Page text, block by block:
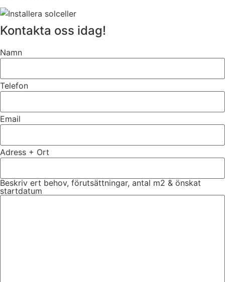
Kontakta oss idag!
Namn
Telefon
Email
Adress + Ort
Beskriv ert behov, förutsättningar, antal m2 & önskat
startdatum